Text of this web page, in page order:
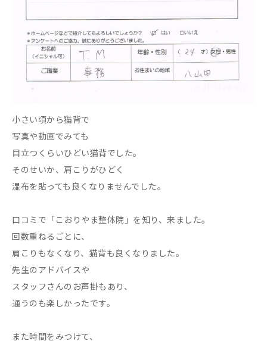
小さい頃から猫背で
写真や動画でみても
目立つくらいひどい猫背でした。
そのせいか、肩こりがひどく
湿布を貼っても良くなりませんでした。
口コミで「こおりやま整体院」を知り、来ました。
回数重ねるごとに、
肩こりもなくなり、猫背も良くなりました。
先生のアドバイスや
スタッフさんのお声掛もあり、
通うのも楽しかったです。
また時間をみつけて、